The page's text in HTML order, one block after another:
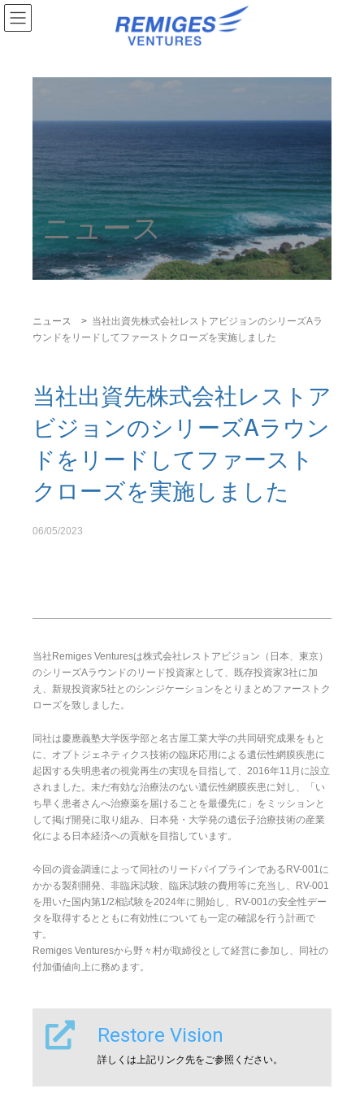
ニュース
ニュース > 当社出資先株式会社レストアビジョンのシリーズAラ
ウンドをリードしてファーストクローズを実施しました
当社出資先株式会社レストア
ビジョンのシリーズAラウン
ドをリードしてファースト
クローズを実施しました
06/05/2023
当社Remiges Venturesは株式会社レストアビジョン（日本、東京）
のシリーズAラウンドのリード投資家として、既存投資家3社に加
え、新規投資家5社とのシンジケーションをとりまとめファーストク
ローズを致しました。
同社は慶應義塾大学医学部と名古屋工業大学の共同研究成果をもと
に、オプトジェネティクス技術の臨床応用による遺伝性網膜疾患に
起因する失明患者の視覚再生の実現を目指して、2016年11月に設立
されました。未だ有効な治療法のない遺伝性網膜疾患に対し、「い
ち早く患者さんへ治療薬を届けることを最優先に」をミッションと
して掲げ開発に取り組み、日本発・大学発の遺伝子治療技術の産業
化による日本経済への貢献を目指しています。
今回の資金調達によって同社のリードパイプラインであるRV-001に
かかる製剤開発、非臨床試験、臨床試験の費用等に充当し、RV-001
を用いた国内第1/2相試験を2024年に開始し、RV-001の安全性デー
タを取得するとともに有効性についても一定の確認を行う計画で
す。
Remiges Venturesから野々村が取締役として経営に参加し、同社の
付加価値向上に務めます。
Restore Vision
詳しくは上記リンク先をご参照ください。